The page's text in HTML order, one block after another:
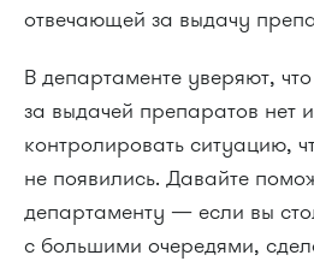
отвечающей за выдачу
В департаменте уверяют,
за выдачей препаратов нет
контролировать ситуацию,
не появились. Давайте
департаменту — если вы
с большими очередями,